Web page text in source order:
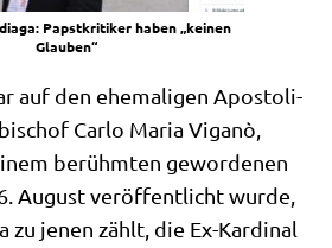
Papst­kri­ti­ker haben „kei­nen
Glauben“
auf den ehe­ma­li­gen Apo­sto­li­
Car­lo Maria Viganò,
berühm­ten gewor­de­nen
August ver­öf­fent­licht wur­de,
zu jenen zählt, die Ex-Kar­di­nal